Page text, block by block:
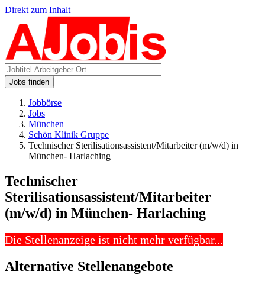
Direkt zum Inhalt
Jobs finden
Jobbörse
Jobs
München
Schön Klinik Gruppe
Technischer Sterilisationsassistent/Mitarbeiter (m/w/d) in
München- Harlaching
Technischer
Sterilisationsassistent/Mitarbeiter
(m/w/d) in München- Harlaching
Die Stellenanzeige ist nicht mehr verfügbar...
Alternative Stellenangebote